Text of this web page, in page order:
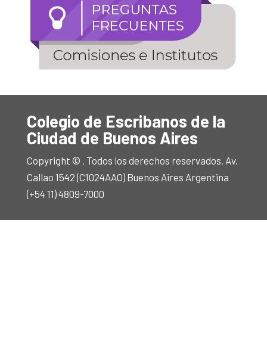
Colegio de Escribanos de la
Ciudad de Buenos Aires
Copyright © . Todos los derechos reservados. Av.
Callao 1542 (C1024AAO) Buenos Aires Argentina
(+54 11) 4809-7000